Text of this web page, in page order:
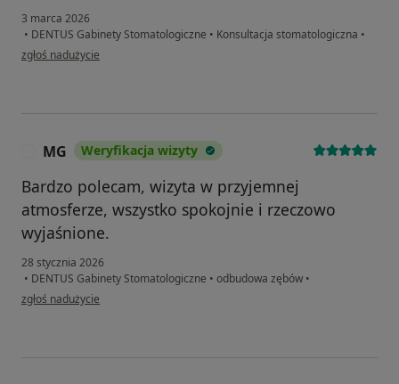
3 marca 2026
• DENTUS Gabinety Stomatologiczne • Konsultacja stomatologiczna •
w opinii użytkownika Klaudia
zgłoś nadużycie
MG Weryfikacja wizyty
Bardzo polecam, wizyta w przyjemnej
atmosferze, wszystko spokojnie i rzeczowo
wyjaśnione.
28 stycznia 2026
• DENTUS Gabinety Stomatologiczne • odbudowa zębów •
w opinii użytkownika MG
zgłoś nadużycie